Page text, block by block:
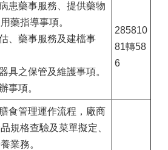
患藥事服務、提供藥物
藥指導事項。
、藥事服務及建檔事
具之保管及維護事項。
事項。
285810
81轉58
6
食管理運作流程，廠商
規格查驗及菜單擬定、
業務。